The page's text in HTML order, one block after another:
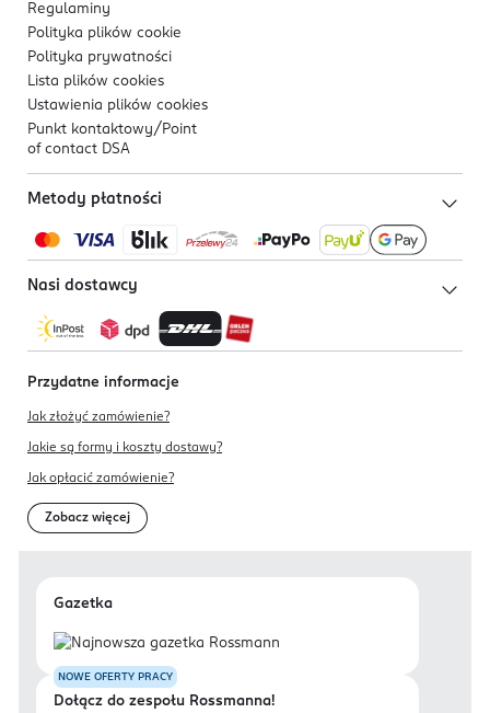
Regulaminy
Polityka plików cookie
Polityka prywatności
Lista plików cookies
Ustawienia plików cookies
Punkt kontaktowy/ Point
of contact DSA
Metody płatności
Nasi dostawcy
Przydatne informacje
Jak złożyć zamówienie?
Jakie są formy i koszty dostawy?
Jak opłacić zamówienie?
Zobacz więcej
Gazetka
NOWE OFERTY PRACY
Dołącz do zespołu Rossmanna!